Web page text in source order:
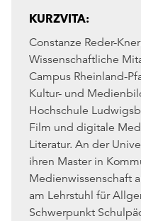
KURZVITA:
Constanze Reder-
Wissenschaftliche
Campus Rheinland-
Kultur- und
Hochschule
Film und digitale
Literatur. An der
ihren Master in
Medienwissenschaft
am Lehrstuhl für
Schwerpunkt